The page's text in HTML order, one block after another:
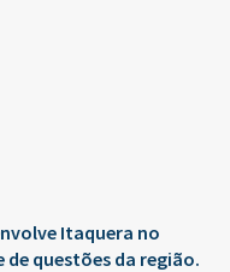
Itaquera no
questões da região.